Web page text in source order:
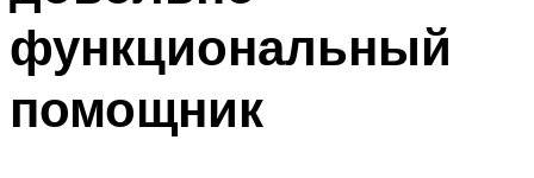
функциональный
помощник